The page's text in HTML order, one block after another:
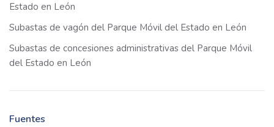
Estado en León
Subastas de vagón del Parque Móvil del Estado en León
Subastas de concesiones administrativas del Parque Móvil
del Estado en León
Fuentes